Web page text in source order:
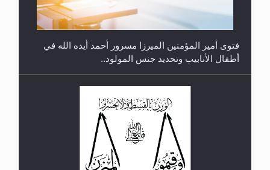
رأيٌ في لغة المسيح الموعود عليه السلام.. 4...
فتوى أمير المؤمنين الميرزا مسرور أحمد أيده الله في
أطفال الأنابيب وتحديد جنس المولود..